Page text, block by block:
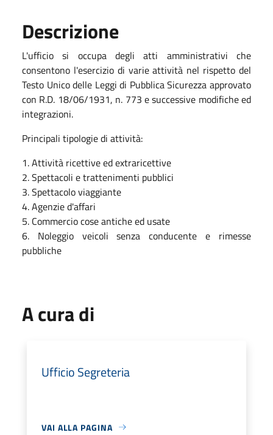
Descrizione
L'ufficio si occupa degli atti amministrativi che
consentono l'esercizio di varie attività nel rispetto del
Testo Unico delle Leggi di Pubblica Sicurezza approvato
con R.D. 18/06/1931, n. 773 e successive modifiche ed
integrazioni.
Principali tipologie di attività:
1. Attività ricettive ed extraricettive
2. Spettacoli e trattenimenti pubblici
3. Spettacolo viaggiante
4. Agenzie d'affari
5. Commercio cose antiche ed usate
6. Noleggio veicoli senza conducente e rimesse
pubbliche
A cura di
Ufficio Segreteria
VAI ALLA PAGINA